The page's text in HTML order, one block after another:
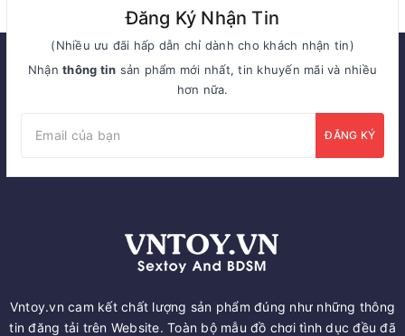
Đăng Ký Nhận Tin
(Nhiều ưu đãi hấp dẫn chỉ dành cho khách nhận tin)
Nhậnthông tin sản phẩm mới nhất, tin khuyến mãi và nhiều
hơn nữa.
ĐĂNG KÝ
Vntoy.vn cam kết chất lượng sản phẩm đúng như những thông
tin đăng tải trên Website. Toàn bộ mẫu đồ chơi tình dục đều đã